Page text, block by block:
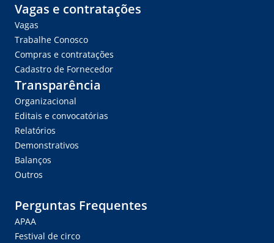
Vagas e contratações
Vagas
Trabalhe Conosco
Compras e contratações
Cadastro de Fornecedor
Transparência
Organizacional
Editais e convocatórias
Relatórios
Demonstrativos
Balanços
Outros
Perguntas Frequentes
APAA
Festival de circo